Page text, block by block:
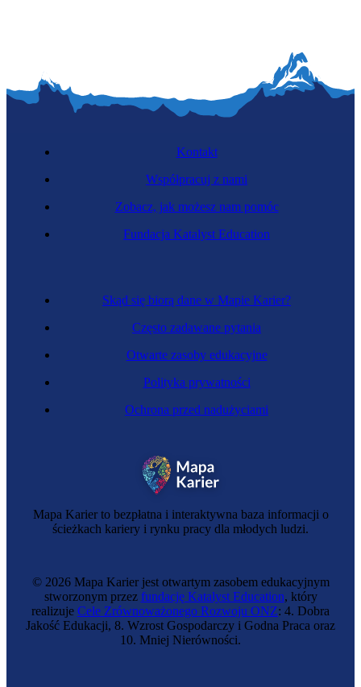
Badaczka rynku
Chief Happiness Officer
Mapa Karier to bezpłatna i interaktywna baza informacji o
ścieżkach kariery i rynku pracy dla młodych ludzi.
Skąd się biorą dane w Mapie Karier?
Często zadawane pytania
Otwarte zasoby edukacyjne
Polityka prywatności
Ochrona przed nadużyciami
Kontakt
Współpracuj z nami
Zobacz, jak możesz nam pomóc
Fundacja Katalyst Education
© 2026 Mapa Karier jest otwartym zasobem edukacyjnym
stworzonym przez fundację Katalyst Education, który
realizuje Cele Zrównoważonego Rozwoju ONZ: 4. Dobra
Jakość Edukacji, 8. Wzrost Gospodarczy i Godna Praca oraz
10. Mniej Nierówności.